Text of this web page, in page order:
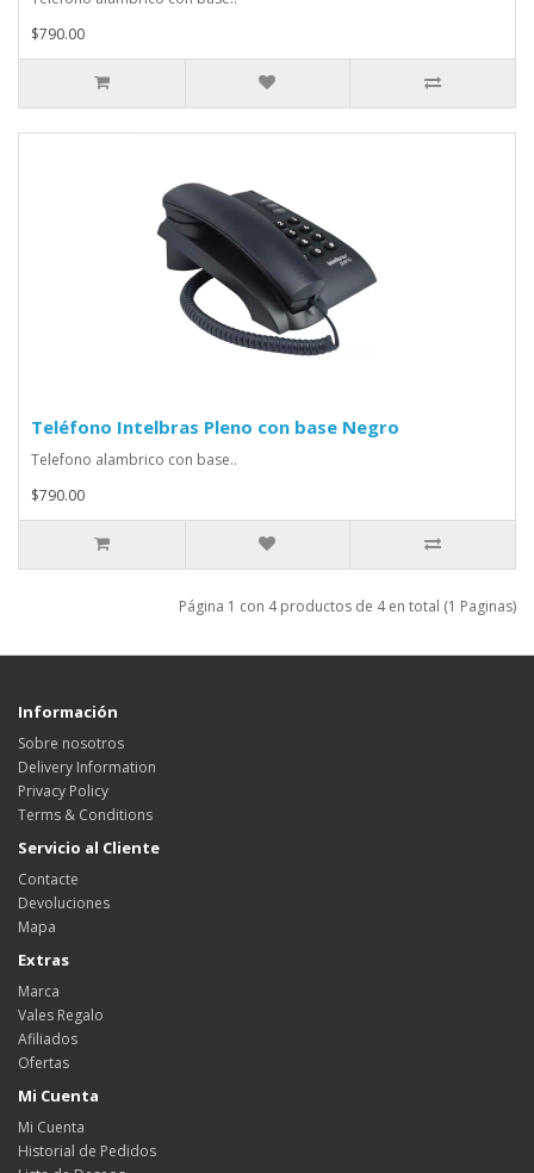
$790.00
Teléfono Intelbras Pleno con base Negro
Telefono alambrico con base..
$790.00
Página 1 con 4 productos de 4 en total (1 Paginas)
Información
Sobre nosotros
Delivery Information
Privacy Policy
Terms & Conditions
Servicio al Cliente
Contacte
Devoluciones
Mapa
Extras
Marca
Vales Regalo
Afiliados
Ofertas
Mi Cuenta
Mi Cuenta
Historial de Pedidos